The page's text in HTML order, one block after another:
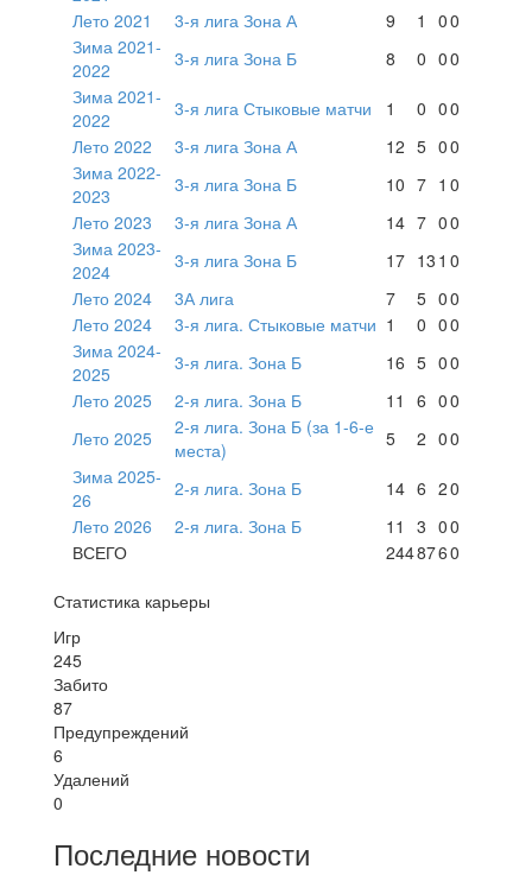
Лето 2021
3-я лига Зона А 9 1 00
Зима 2021-
2022
3-я лига Зона Б 8 0 00
Зима 2021-
2022
3-я лига Стыковые матчи 1 0 00
Лето 2022
3-я лига Зона А 12 5 00
Зима 2022-
2023
3-я лига Зона Б 10 7 1 0
Лето 2023
3-я лига Зона А 14 7 00
Зима 2023-
2024
3-я лига Зона Б 17 13 1 0
Лето 2024
3А лига 7 5 00
Лето 2024
3-я лига. Стыковые матчи 1 0 00
Зима 2024-
2025
3-я лига. Зона Б 16 5 00
Лето 2025
2-я лига. Зона Б 11 6 00
Лето 2025
2-я лига. Зона Б (за 1-6-е
места)
5 2 00
Зима 2025-
26
2-я лига. Зона Б 14 6 20
Лето 2026
2-я лига. Зона Б 11 3 00
ВСЕГО
2448760
Статистика карьеры
Игр
245
Забито
87
Предупреждений
6
Удалений
0
Последние новости